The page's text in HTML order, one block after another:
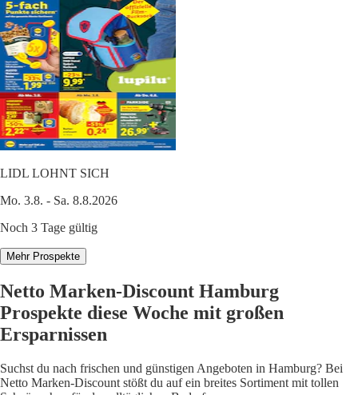
LIDL LOHNT SICH
Mo. 3.8. - Sa. 8.8.2026
Noch 3 Tage gültig
Mehr Prospekte
Netto Marken-Discount Hamburg
Prospekte diese Woche mit großen
Ersparnissen
Suchst du nach frischen und günstigen Angeboten in Hamburg? Bei
Netto Marken-Discount stößt du auf ein breites Sortiment mit tollen